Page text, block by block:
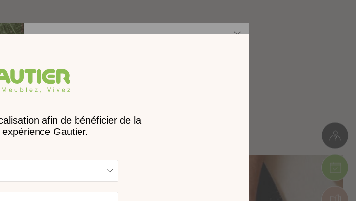
nouveau catalogue
Trouvez l’inspiration en découvrant
nos collections sur l’écran de votre